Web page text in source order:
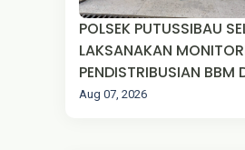
POLSEK PUTUSSIBAU
LAKSANAKAN
PENDISTRIBUSIAN BBM
SPBU
Aug 07, 2026